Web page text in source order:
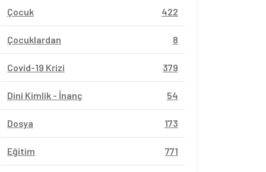
Çocuk 422
Çocuklardan 8
Covid-19 Krizi 379
Dini Kimlik - İnanç 54
Dosya 173
Eğitim 771